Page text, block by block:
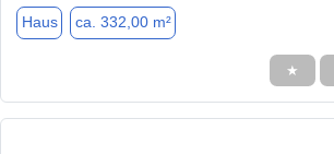
Haus ca. 332,00 m²
★